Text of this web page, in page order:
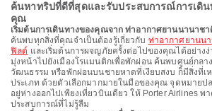
ค้นหาทริปที่ดีที่สุดและรับประสบการณ์การเดิ
คุณ
เริ่มต้นการเดินทางของคุณจาก ท่าอากาศยานนานา
ค้นพบทุกสิ่งที่คุณจำเป็นต้องรู้เกี่ยวกับ ท่าอากาศยานน
ฟิลด์ และเริ่มต้นการผจญภัยครั้งต่อไปของคุณได้อย่างง่
มุ่งหน้าไปยังเมืองโรแมนติกเพื่อพักผ่อน ค้นพบศูนย์กลา
วัฒนธรรม หรือพักผ่อนบนชายหาดที่เงียบสงบ ก็มีสิ่งที่เ
ประเภท ด้วยตัวเลือกมากมายในมือของคุณ จุดหมาย
อยู่ห่างออกไปเพียงเที่ยวบินเดียว ให้ Porter Airlines
ประสบการณ์ที่ไม่รู้ลืม